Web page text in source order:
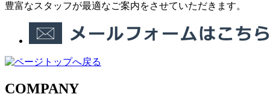
豊富なスタッフが最適なご案内をさせていただきます。
COMPANY